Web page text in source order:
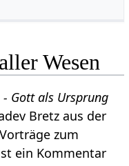
Wesen
- Gott als Ursprung
Bretz aus der
zum
ein Kommentar